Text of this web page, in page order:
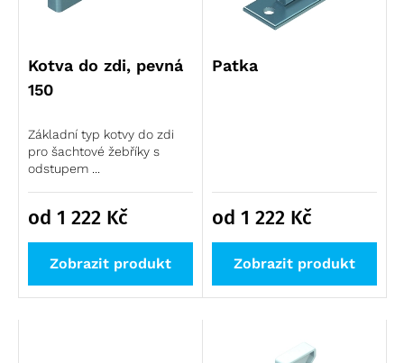
Kotva do zdi, pevná
150
Základní typ kotvy do zdi
pro šachtové žebříky s
odstupem ...
od 1 222 Kč
Zobrazit produkt
Patka
od 1 222 Kč
Zobrazit produkt